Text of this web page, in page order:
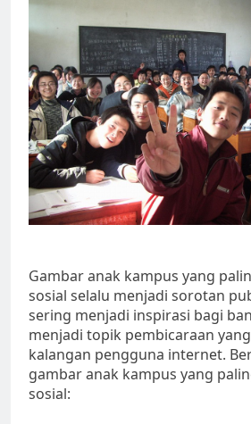
Gambar anak kampus yang
sosial selalu menjadi sorotan
sering menjadi inspirasi bagi
menjadi topik pembicaraan
kalangan pengguna internet.
gambar anak kampus yang
sosial: